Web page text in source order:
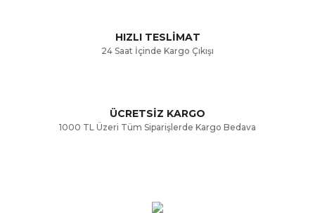
Gönder
HIZLI TESLİMAT
24 Saat İçinde Kargo Çıkışı
ÜCRETSİZ KARGO
1000 TL Üzeri Tüm Siparişlerde Kargo Bedava